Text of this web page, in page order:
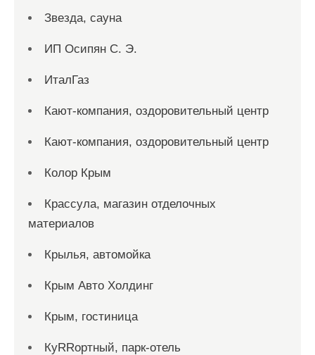
Звезда, сауна
ИП Осипян С. Э.
ИталГаз
Кают-компания, оздоровительный центр
Кают-компания, оздоровительный центр
Колор Крым
Крассула, магазин отделочных
материалов
Крылья, автомойка
Крым Авто Холдинг
Крым, гостиница
КуRRортный, парк-отель